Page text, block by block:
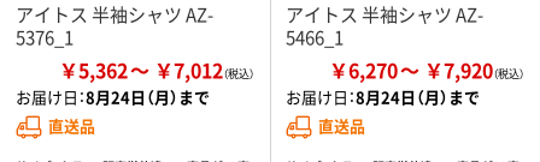
アイトス 半袖シャツ AZ-
5376_1
￥5,362 ￥7,012
お届け日：8月24日（月）まで
直送品
アイトス 半袖シャツ AZ-
5466_1
￥6,270 ￥7,920
お届け日：8月24日（月）まで
直送品